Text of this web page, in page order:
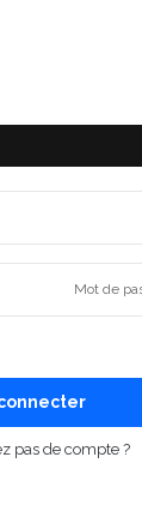
Mot de
pas de compte ?